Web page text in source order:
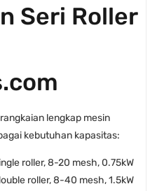
Seri Roller
lengkap mesin
kebutuhan kapasitas:
roller, 8-20 mesh, 0.75kW
roller, 8-40 mesh, 1.5kW